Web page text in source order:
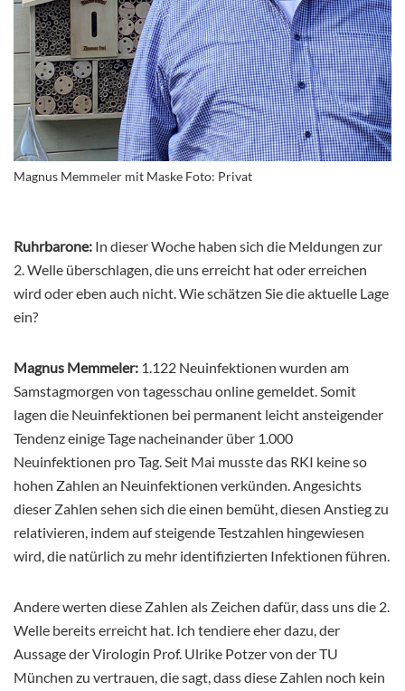
Magnus Memmeler mit Maske Foto: Privat
Ruhrbarone: In dieser Woche haben sich die Meldungen zur
2. Welle überschlagen, die uns erreicht hat oder erreichen
wird oder eben auch nicht. Wie schätzen Sie die aktuelle Lage
ein?
Magnus Memmeler: 1.122 Neuinfektionen wurden am
Samstagmorgen von tagesschau online gemeldet. Somit
lagen die Neuinfektionen bei permanent leicht ansteigender
Tendenz einige Tage nacheinander über 1.000
Neuinfektionen pro Tag. Seit Mai musste das RKI keine so
hohen Zahlen an Neuinfektionen verkünden. Angesichts
dieser Zahlen sehen sich die einen bemüht,diesen Anstieg zu
relativieren, indem auf steigende Testzahlen hingewiesen
wird, die natürlich zu mehr identifizierten Infektionen führen.
Andere werten diese Zahlen als Zeichen dafür, dass uns die 2.
Welle bereits erreicht hat. Ich tendiere eher dazu, der
Aussage der Virologin Prof. Ulrike Potzer von der TU
München zu vertrauen, die sagt, dass diese Zahlen noch kein